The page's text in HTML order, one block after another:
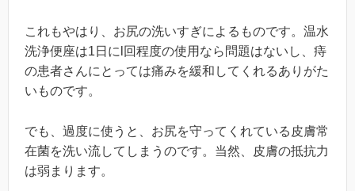
これもやはり、お尻の洗いすぎによるものです。温水
洗浄便座は1日にl回程度の使用なら問題はないし、痔
の患者さんにとっては痛みを緩和してくれるありがた
いものです。
でも、過度に使うと、お尻を守ってくれている皮膚常
在菌を洗い流してしまうのです。当然、皮膚の抵抗力
は弱まります。